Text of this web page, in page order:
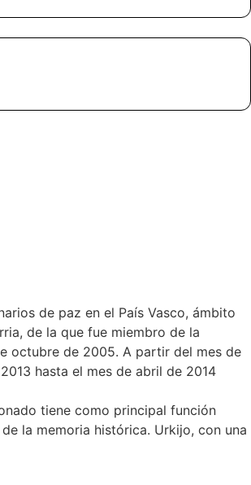
de paz en el País Vasco, ámbito
de la que fue miembro de la
octubre de 2005. A partir del mes de
hasta el mes de abril de 2014
tiene como principal función
la memoria histórica. Urkijo, con una